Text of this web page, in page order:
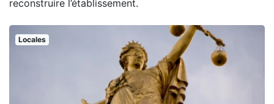
reconstruire l’établissement.
Locales